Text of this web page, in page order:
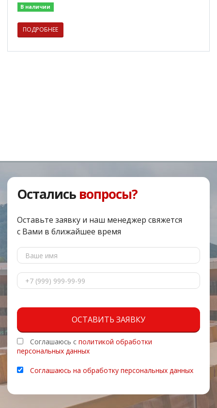
В наличии
ПОДРОБНЕЕ
Остались вопросы?
Оставьте заявку и наш менеджер свяжется
с Вами в ближайшее время
ОСТАВИТЬ ЗАЯВКУ
Соглашаюсь с политикой обработки
персональных данных
Соглашаюсь на обработку персональных данных